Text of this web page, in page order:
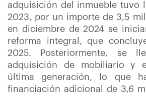
adquisición del inmueble tuvo
2023, por un importe de 3,5
en diciembre de 2024 se
reforma integral, que
2025. Posteriormente, se
adquisición de mobiliario y
última generación, lo que
financiación adicional de 3,6